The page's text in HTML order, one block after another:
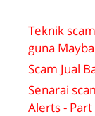
Teknik
guna
Scam Jual
Senarai
Alerts - Part